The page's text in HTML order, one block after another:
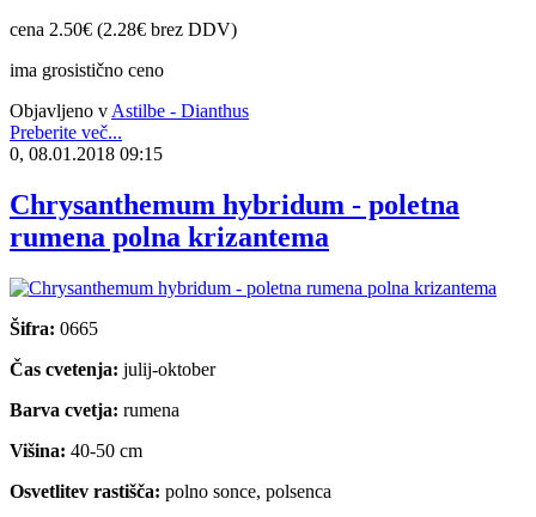
cena 2.50€ (2.28€ brez DDV)
ima grosistično ceno
Objavljeno vAstilbe - Dianthus
Preberite več...
0, 08.01.2018 09:15
Chrysanthemum hybridum - poletna
rumena polna krizantema
Šifra: 0665
Čas cvetenja: julij-oktober
Barva cvetja: rumena
Višina: 40-50 cm
Osvetlitev rastišča: polno sonce, polsenca